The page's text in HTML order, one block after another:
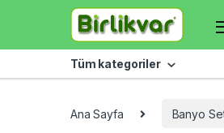
Skip to navigation
Skip to content
Tüm kategoriler
Ana Sayfa Banyo